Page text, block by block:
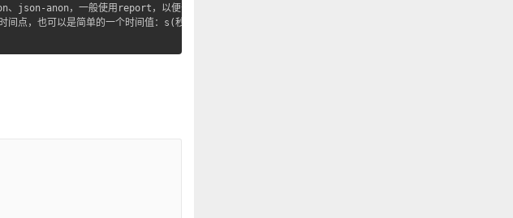
json-anon，一般使用report，以便于阅读
点，也可以是简单的一个时间值：s(秒)、h(小时)、m(分钟)、d(天)，如12h就表示从12小时前开始统计